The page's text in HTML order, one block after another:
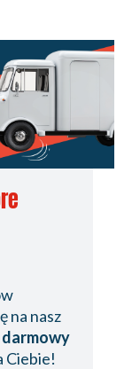
na nasz
Ciebie!